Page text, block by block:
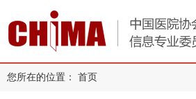
您所在的位置： 首页